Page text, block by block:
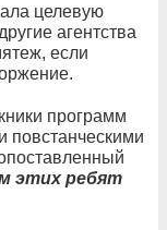
целевую
агентства
если
программ
этих ребят